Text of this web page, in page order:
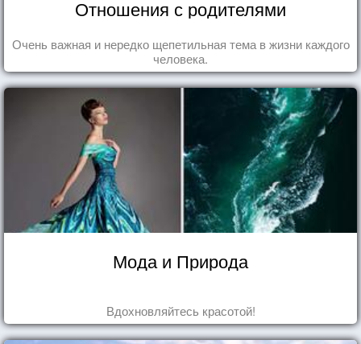
Отношения с родителями
Очень важная и нередко щепетильная тема в жизни каждого
человека.
Мода и Природа
Вдохновляйтесь красотой!